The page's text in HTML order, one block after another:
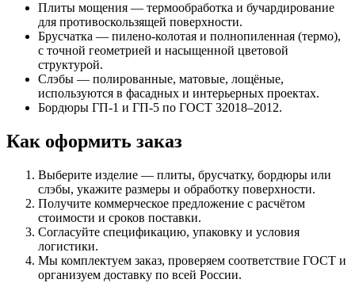
Плиты мощения — термообработка и бучардирование
для противоскользящей поверхности.
Брусчатка — пилено-колотая и полнопиленная (термо),
с точной геометрией и насыщенной цветовой
структурой.
Слэбы — полированные, матовые, лощёные,
используются в фасадных и интерьерных проектах.
Бордюры ГП-1 и ГП-5 по ГОСТ 32018–2012.
Как оформить заказ
Выберите изделие — плиты, брусчатку, бордюры или
слэбы, укажите размеры и обработку поверхности.
Получите коммерческое предложение с расчётом
стоимости и сроков поставки.
Согласуйте спецификацию, упаковку и условия
логистики.
Мы комплектуем заказ, проверяем соответствие ГОСТ и
организуем доставку по всей России.